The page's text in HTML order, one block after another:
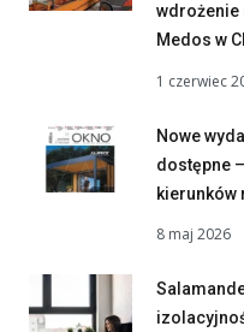
wdrożenie
Medos w
1 czerwiec
Nowe
dostępne
kierunków
8 maj 2026